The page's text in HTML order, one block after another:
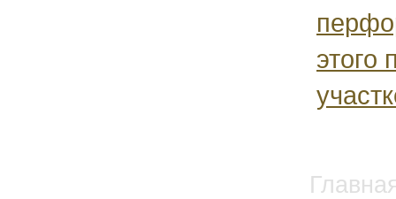
этого